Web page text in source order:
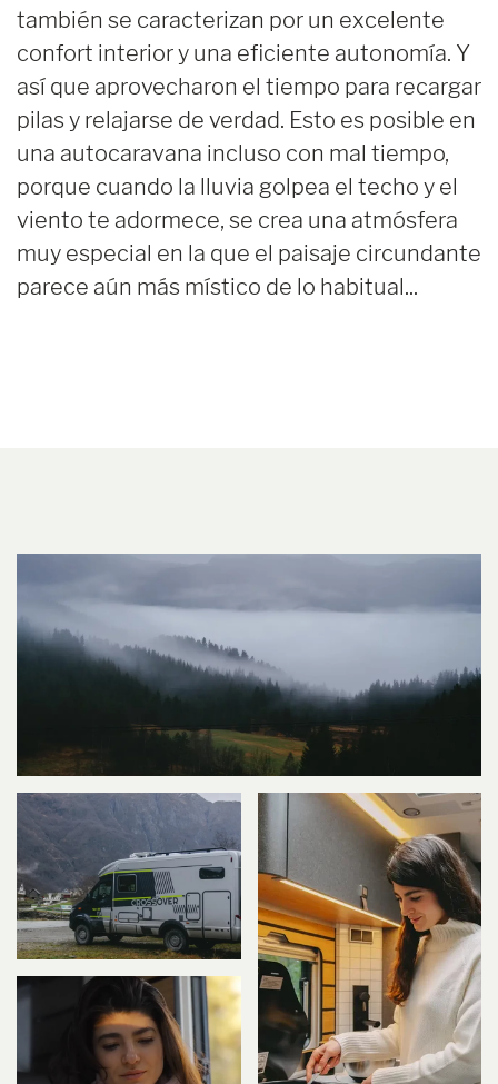
también se caracterizan por un excelente
confort interior y una eficiente autonomía. Y
así que aprovecharon el tiempo para recargar
pilas y relajarse de verdad. Esto es posible en
una autocaravana incluso con mal tiempo,
porque cuando la lluvia golpea el techo y el
viento te adormece, se crea una atmósfera
muy especial en la que el paisaje circundante
parece aún más místico de lo habitual...